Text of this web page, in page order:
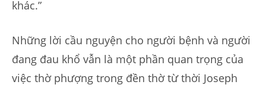
khác.”
Những lời cầu nguyện cho người bệnh và người
đang đau khổ vẫn là một phần quan trọng của
việc thờ phượng trong đền thờ từ thời Joseph